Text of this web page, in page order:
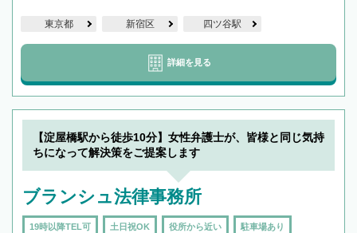
東京都 新宿区 四ツ谷駅
詳細を見る
【淀屋橋駅から徒歩10分】女性弁護士が、皆様と同じ気持
ちになって解決策をご提案します
ブランシュ法律事務所
19時以降TEL可 土日祝OK 役所から近い 駐車場あり